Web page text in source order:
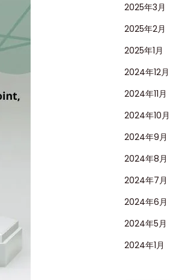
2025年3月
2025年2月
2025年1月
2024年12月
2024年11月
2024年10月
2024年9月
2024年8月
2024年7月
2024年6月
2024年5月
2024年1月